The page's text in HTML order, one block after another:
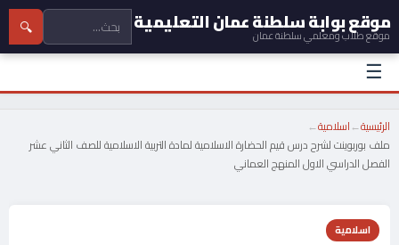
موقع بوابة سلطنة عمان التعليمية
موقع طلاب ومعلمي سلطنة عمان 🔍
☰
الرئيسية←اسلامية←
ملف بوربوينت لشرح درس قيم الحضارة الاسلامية لمادة التربية الاسلامية للصف الثاني عشر
الفصل الدراسي الاول المنهج العماني
اسلامية